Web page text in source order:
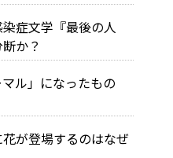
症文学『最後の人
か？
ル」になったもの
が登場するのはなぜ